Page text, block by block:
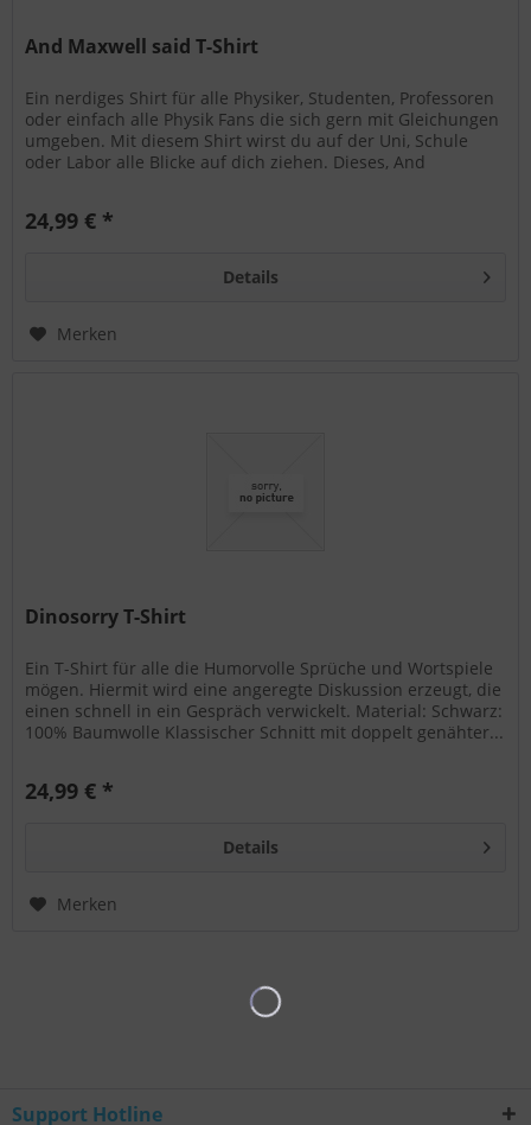
And Maxwell said T-Shirt
Ein nerdiges Shirt für alle Physiker, Studenten, Professoren
oder einfach alle Physik Fans die sich gern mit Gleichungen
umgeben. Mit diesem Shirt wirst du auf der Uni, Schule
oder Labor alle Blicke auf dich ziehen. Dieses, And
24,99 € *
Details
Merken
Dinosorry T-Shirt
Ein T-Shirt für alle die Humorvolle Sprüche und Wortspiele
mögen. Hiermit wird eine angeregte Diskussion erzeugt, die
einen schnell in ein Gespräch verwickelt. Material: Schwarz:
100% Baumwolle Klassischer Schnitt mit doppelt genähter...
24,99 € *
Details
Merken
Support Hotline